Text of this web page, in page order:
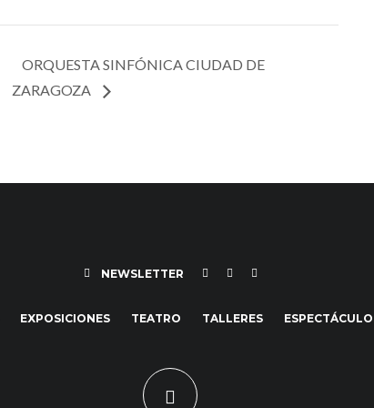
ORQUESTA SINFÓNICA CIUDAD DE
ZARAGOZA
NEWSLETTER
EXPOSICIONES TEATRO TALLERES